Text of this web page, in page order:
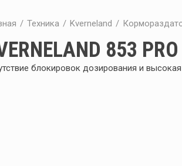
/ Техника / Kverneland /
853
блокировок дозирования и